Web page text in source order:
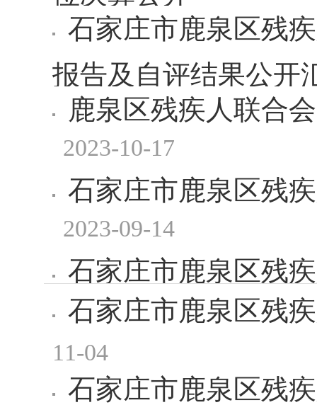
石家庄市鹿泉区残
报告及自评结果公开
鹿泉区残疾人联合
2023-10-17
石家庄市鹿泉区残
2023-09-14
石家庄市鹿泉区残
2022-10-13
石家庄市鹿泉区残
11-04
石家庄市鹿泉区残